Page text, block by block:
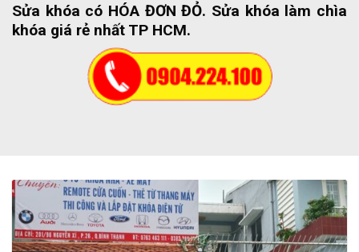
Sửa khóa có HÓA ĐƠN ĐỎ. Sửa khóa làm chìa
khóa giá rẻ nhất TP HCM.